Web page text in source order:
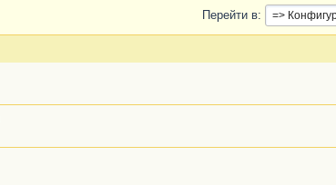
Перейти в